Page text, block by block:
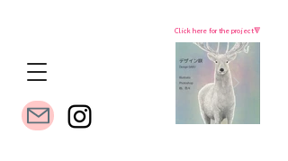
Click here for the project🔻